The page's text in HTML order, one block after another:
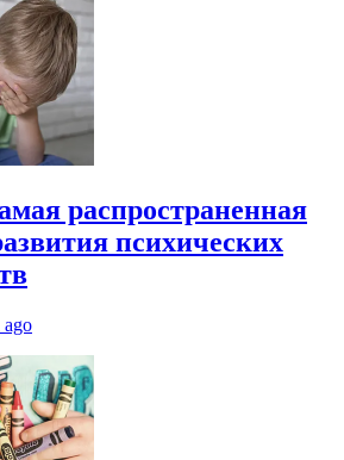
распространенная
психических
ago